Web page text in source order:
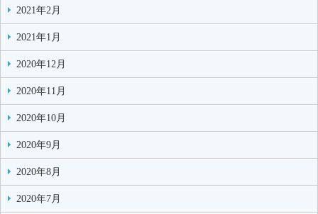
2021年2月
2021年1月
2020年12月
2020年11月
2020年10月
2020年9月
2020年8月
2020年7月